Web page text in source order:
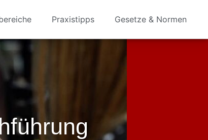
Praxistipps Gesetze & Normen